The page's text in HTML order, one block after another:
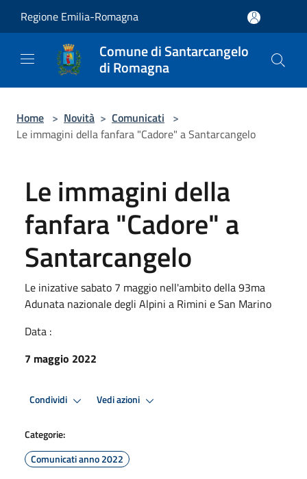
Regione Emilia-Romagna
Comune di Santarcangelo
di Romagna
Home > Novità > Comunicati >
Le immagini della fanfara "Cadore" a Santarcangelo
Le immagini della
fanfara "Cadore" a
Santarcangelo
Le inizative sabato 7 maggio nell'ambito della 93ma
Adunata nazionale degli Alpini a Rimini e San Marino
Data :
7 maggio 2022
Condividi Vedi azioni
Categorie:
Comunicati anno 2022